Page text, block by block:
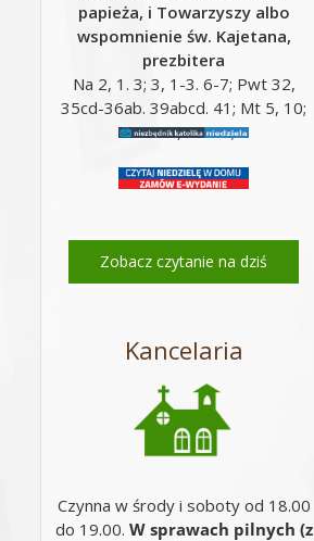
papieża, i Towarzyszy albo
wspomnienie św. Kajetana,
prezbitera
Na 2, 1. 3; 3, 1-3. 6-7; Pwt 32,
35cd-36ab. 39abcd. 41; Mt 5, 10;
Mt 16, 24-28;
Zobacz czytanie na dziś
Kancelaria
Czynna w środy i soboty od 18.00
do 19.00. W sprawach pilnych (z